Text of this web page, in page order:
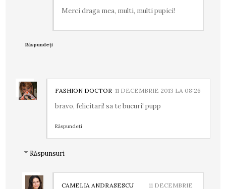
Merci draga mea, multi, multi pupici!
Răspundeți
FASHION DOCTOR 11 DECEMBRIE 2013 LA 08:26
bravo, felicitari! sa te bucuri! pupp
Răspundeți
Răspunsuri
CAMELIA ANDRASESCU 11 DECEMBRIE